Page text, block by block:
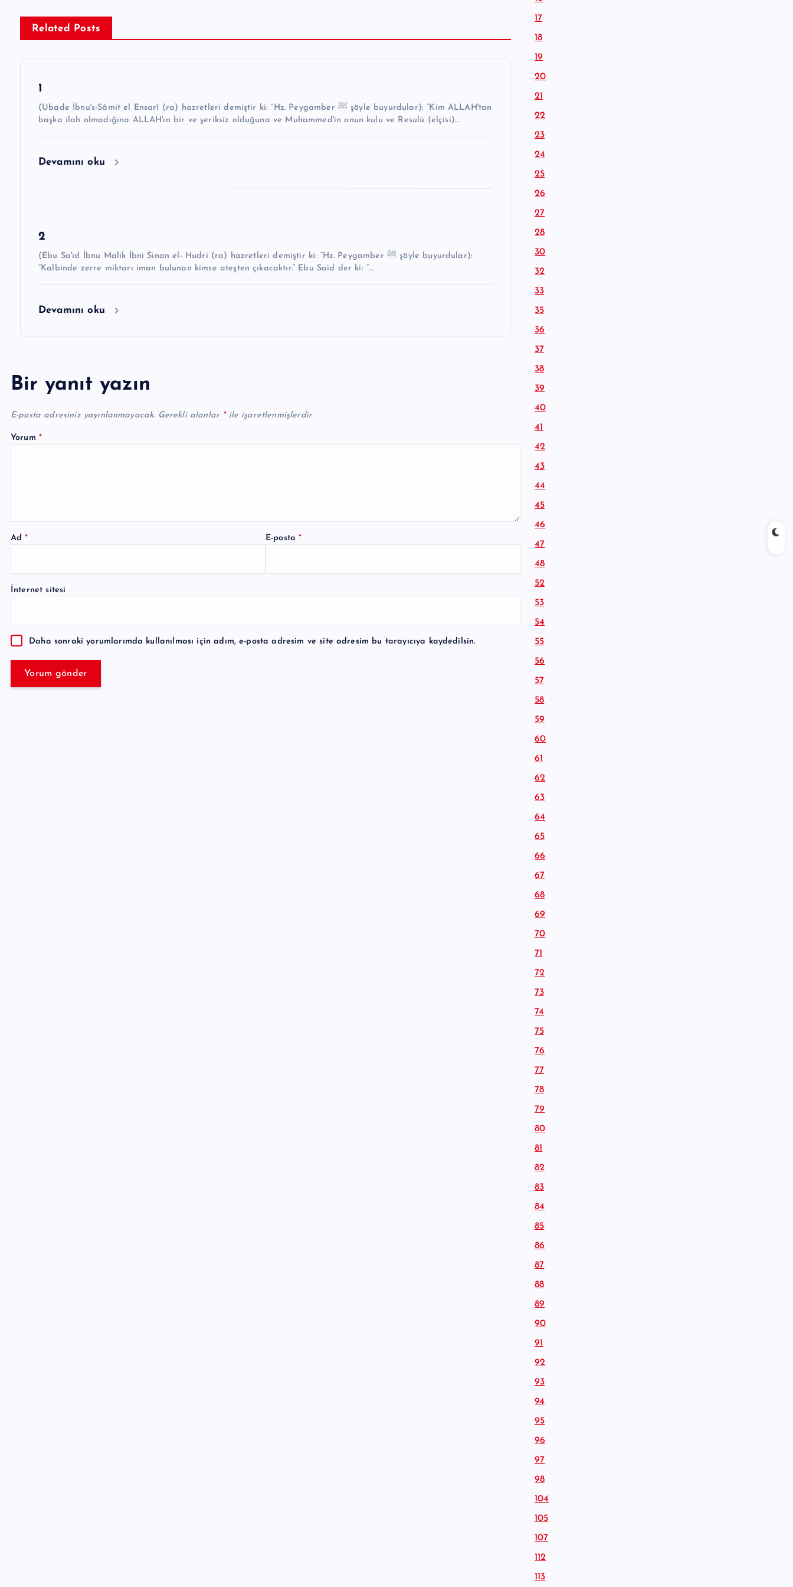
Related Posts
1
(Ubade İbnu's-Sâmit el Ensarî (ra) hazretleri demiştir ki: “Hz. Peygamber ﷺ şöyle buyurdular): “Kim ALLAH'tan
başka ilah olmadığına ALLAH'ın bir ve şeriksiz olduğuna ve Muhammed'in onun kulu ve Resulü (elçisi)…
Devamını oku
2
(Ebu Sa'id İbnu Malik İbni Sinan el- Hudri (ra) hazretleri demiştir ki: “Hz. Peygamber ﷺ şöyle buyurdular):
“Kalbinde zerre miktarı iman bulunan kimse ateşten çıkacaktır.” Ebu Said der ki: “…
Devamını oku
Bir yanıt yazın
E-posta adresiniz yayınlanmayacak. Gerekli alanlar *ile işaretlenmişlerdir
Yorum *
Ad* E-posta*
İnternet sitesi
Daha sonraki yorumlarımda kullanılması için adım, e-posta adresim ve site adresim bu tarayıcıya kaydedilsin.
t
n
a
17
18
19
20
21
22
23
24
25
26
27
28
30
32
33
35
36
37
38
39
40
41
42
43
44
45
46
47
48
52
53
54
55
56
57
58
59
60
61
62
63
64
65
66
67
68
69
70
71
72
73
74
75
76
77
78
79
80
81
82
83
84
85
86
87
88
89
90
91
92
93
94
95
96
97
98
104
105
107
112
113